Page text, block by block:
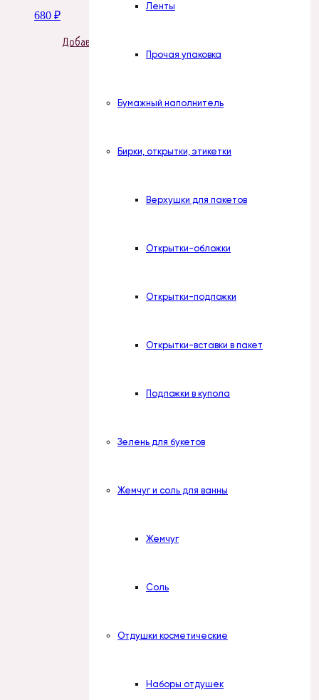
Ленты
Прочая упаковка
Бумажный наполнитель
Бирки, открытки, этикетки
Верхушки для пакетов
Открытки-обложки
Открытки-подложки
Открытки-вставки в пакет
Подложки в купола
Зелень для букетов
Жемчуг и соль для ванны
Жемчуг
Соль
Отдушки косметические
Наборы отдушек
680 ₽
Добавить в корзину